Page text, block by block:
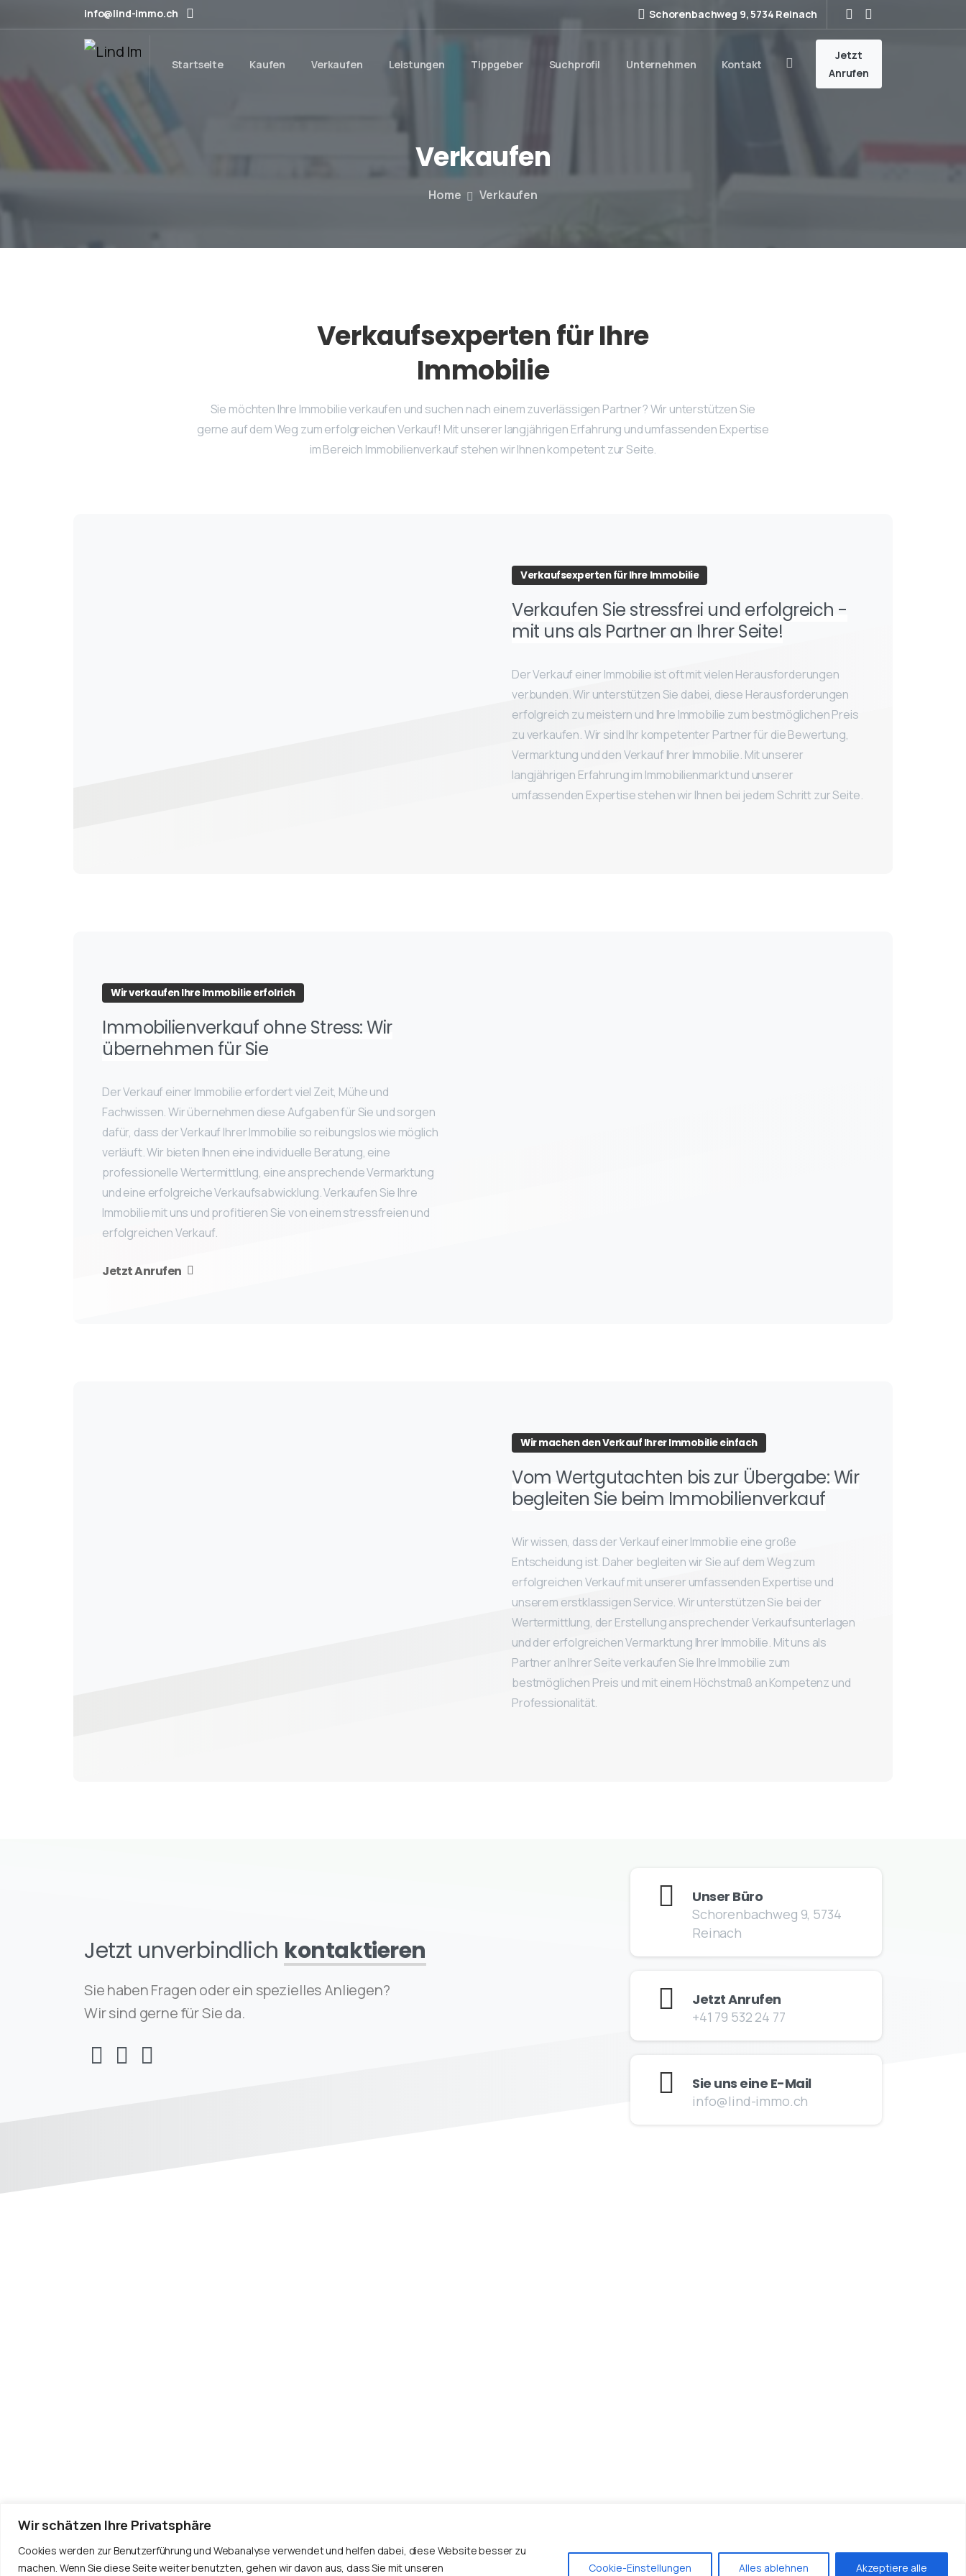
Wir schätzen Ihre Privatsphäre
Cookies werden zur Benutzerführung und Webanalyse verwendet und helfen dabei, diese Website besser zu
machen. Wenn Sie diese Seite weiter benutzten, gehen wir davon aus, dass Sie mit unseren
Cookie-Einstellungen Alles ablehnen Akzeptiere alle
info@lind-immo.ch Schorenbachweg 9, 5734 Reinach
Startseite Kaufen Verkaufen Leistungen Tippgeber Suchprofil Unternehmen Kontakt
Search
Jetzt
Anrufen
Verkaufen
Home Verkaufen
VerkaufsexpertenfürIhre
Immobilie
Sie möchten Ihre Immobilie verkaufen und suchen nach einem zuverlässigen Partner? Wir unterstützen Sie
gerne auf dem Weg zum erfolgreichen Verkauf! Mit unserer langjährigen Erfahrung und umfassenden Expertise
im Bereich Immobilienverkauf stehen wir Ihnen kompetent zur Seite.
Verkaufsexperten für Ihre Immobilie
Verkaufen Sie stressfrei und erfolgreich -
mit uns als Partner an Ihrer Seite!
Der Verkauf einer Immobilie ist oft mit vielen Herausforderungen
verbunden. Wir unterstützen Sie dabei, diese Herausforderungen
erfolgreich zu meistern und Ihre Immobilie zum bestmöglichen Preis
zu verkaufen. Wir sind Ihr kompetenter Partner für die Bewertung,
Vermarktung und den Verkauf Ihrer Immobilie. Mit unserer
langjährigen Erfahrung im Immobilienmarkt und unserer
umfassenden Expertise stehen wir Ihnen bei jedem Schritt zur Seite.
Wir verkaufen Ihre Immobilie erfolrich
Immobilienverkauf ohne Stress: Wir
übernehmen für Sie
Der Verkauf einer Immobilie erfordert viel Zeit, Mühe und
Fachwissen. Wir übernehmen diese Aufgaben für Sie und sorgen
dafür, dass der Verkauf Ihrer Immobilie so reibungslos wie möglich
verläuft. Wir bieten Ihnen eine individuelle Beratung, eine
professionelle Wertermittlung, eine ansprechende Vermarktung
und eine erfolgreiche Verkaufsabwicklung. Verkaufen Sie Ihre
Immobilie mit uns und profitieren Sie von einem stressfreien und
erfolgreichen Verkauf.
Jetzt Anrufen
Wir machen den Verkauf Ihrer Immobilie einfach
Vom Wertgutachten bis zur Übergabe: Wir
begleiten Sie beim Immobilienverkauf
Wir wissen, dass der Verkauf einer Immobilie eine große
Entscheidung ist. Daher begleiten wir Sie auf dem Weg zum
erfolgreichen Verkauf mit unserer umfassenden Expertise und
unserem erstklassigen Service. Wir unterstützen Sie bei der
Wertermittlung, der Erstellung ansprechender Verkaufsunterlagen
und der erfolgreichen Vermarktung Ihrer Immobilie. Mit uns als
Partner an Ihrer Seite verkaufen Sie Ihre Immobilie zum
bestmöglichen Preis und mit einem Höchstmaß an Kompetenz und
Professionalität.
Jetzt unverbindlich kontaktieren
Sie haben Fragen oder ein spezielles Anliegen?
Wir sind gerne für Sie da.
Unser Büro
Schorenbachweg 9, 5734
Reinach
Jetzt Anrufen
+41 79 532 24 77
Sie uns eine E-Mail
info@lind-immo.ch
Copyright ©2023 Lind Immo by MF Coding All Rights Reserved.